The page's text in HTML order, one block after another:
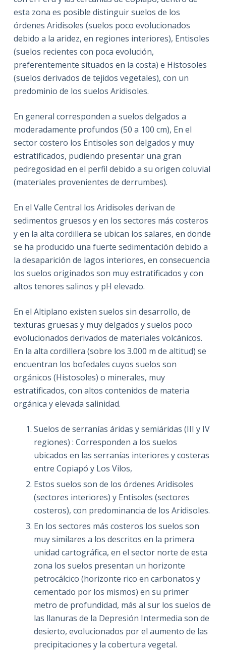
esta zona es posible distinguir suelos de los
órdenes Aridisoles (suelos poco evolucionados
debido a la aridez, en regiones interiores), Entisoles
(suelos recientes con poca evolución,
preferentemente situados en la costa) e Histosoles
(suelos derivados de tejidos vegetales), con un
predominio de los suelos Aridisoles.
En general corresponden a suelos delgados a
moderadamente profundos (50 a 100 cm), En el
sector costero los Entisoles son delgados y muy
estratificados, pudiendo presentar una gran
pedregosidad en el perfil debido a su origen coluvial
(materiales provenientes de derrumbes).
En el Valle Central los Aridisoles derivan de
sedimentos gruesos y en los sectores más costeros
y en la alta cordillera se ubican los salares, en donde
se ha producido una fuerte sedimentación debido a
la desaparición de lagos interiores, en consecuencia
los suelos originados son muy estratificados y con
altos tenores salinos y pH elevado.
En el Altiplano existen suelos sin desarrollo, de
texturas gruesas y muy delgados y suelos poco
evolucionados derivados de materiales volcánicos.
En la alta cordillera (sobre los 3.000 m de altitud) se
encuentran los bofedales cuyos suelos son
orgánicos (Histosoles) o minerales, muy
estratificados, con altos contenidos de materia
orgánica y elevada salinidad.
Suelos de serranías áridas y semiáridas (III y IV
regiones) : Corresponden a los suelos
ubicados en las serranías interiores y costeras
entre Copiapó y Los Vilos,
Estos suelos son de los órdenes Aridisoles
(sectores interiores) y Entisoles (sectores
costeros), con predominancia de los Aridisoles.
En los sectores más costeros los suelos son
muy similares a los descritos en la primera
unidad cartográfica, en el sector norte de esta
zona los suelos presentan un horizonte
petrocálcico (horizonte rico en carbonatos y
cementado por los mismos) en su primer
metro de profundidad, más al sur los suelos de
las llanuras de la Depresión Intermedia son de
desierto, evolucionados por el aumento de las
precipitaciones y la cobertura vegetal.